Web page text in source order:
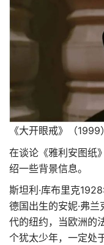
《大开眼戒》（1999）
在谈论《雅利安图纸
绍一些背景信息。
斯坦利·库布里克
德国出生的安妮·弗
代的纽约，当欧洲的
个犹太少年，一定处